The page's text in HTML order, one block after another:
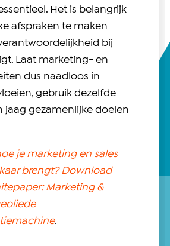
Het is belangrijk
afspraken te maken
bij
Laat marketing- en
dus naadloos in
gebruik dezelfde
jaag gezamenlijke doelen
je marketing en sales
brengt? Download
Marketing &
.